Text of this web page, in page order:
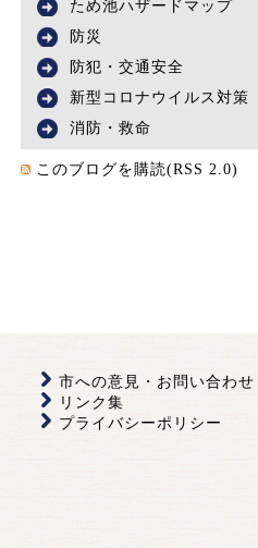
ため池ハザードマップ
防災
防犯・交通安全
新型コロナウイルス対策
消防・救命
このブログを購読(RSS 2.0)
市への意見・お問い合わせ
リンク集
プライバシーポリシー